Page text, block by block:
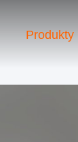
Produkty